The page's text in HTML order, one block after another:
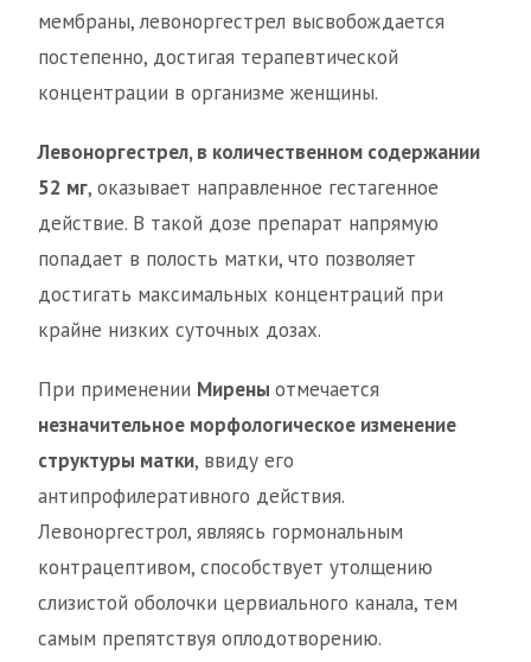
мембраны, левоноргестрел высвобождается
постепенно, достигая терапевтической
концентрации в организме женщины.
Левоноргестрел, в количественном содержании
52 мг, оказывает направленное гестагенное
действие. В такой дозе препарат напрямую
попадает в полость матки, что позволяет
достигать максимальных концентраций при
крайне низких суточных дозах.
При применении Мирены отмечается
незначительное морфологическое изменение
структуры матки, ввиду его
антипрофилеративного действия.
Левоноргестрол, являясь гормональным
контрацептивом, способствует утолщению
слизистой оболочки цервиального канала, тем
самым препятствуя оплодотворению.